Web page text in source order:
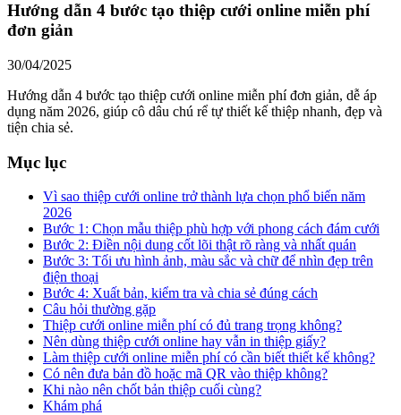
Hướng dẫn 4 bước tạo thiệp cưới online miễn phí
đơn giản
30/04/2025
Hướng dẫn 4 bước tạo thiệp cưới online miễn phí đơn giản, dễ áp
dụng năm 2026, giúp cô dâu chú rể tự thiết kế thiệp nhanh, đẹp và
tiện chia sẻ.
Mục lục
Vì sao thiệp cưới online trở thành lựa chọn phổ biến năm
2026
Bước 1: Chọn mẫu thiệp phù hợp với phong cách đám cưới
Bước 2: Điền nội dung cốt lõi thật rõ ràng và nhất quán
Bước 3: Tối ưu hình ảnh, màu sắc và chữ để nhìn đẹp trên
điện thoại
Bước 4: Xuất bản, kiểm tra và chia sẻ đúng cách
Câu hỏi thường gặp
Thiệp cưới online miễn phí có đủ trang trọng không?
Nên dùng thiệp cưới online hay vẫn in thiệp giấy?
Làm thiệp cưới online miễn phí có cần biết thiết kế không?
Có nên đưa bản đồ hoặc mã QR vào thiệp không?
Khi nào nên chốt bản thiệp cuối cùng?
Khám phá